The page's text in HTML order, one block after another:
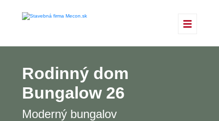
Rodinný dom
Bungalow 26
Moderný bungalov